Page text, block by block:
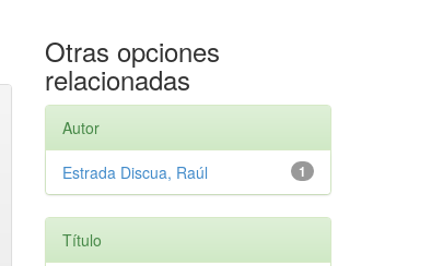
Otras opciones
relacionadas
Autor
1
Estrada Discua, Raúl
Título